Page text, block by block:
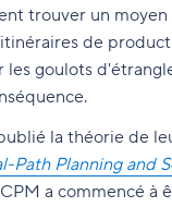
trouver un
de
les goulots
la théorie de
Path Planning and
a commencé à